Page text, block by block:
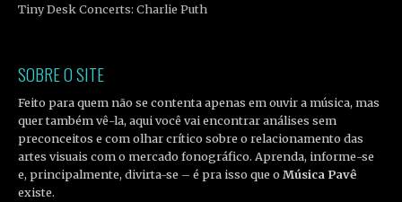
Tiny Desk Concerts: Charlie Puth
SOBRE O SITE
Feito para quem não se contenta apenas em ouvir a música, mas
quer também vê-la, aqui você vai encontrar análises sem
preconceitos e com olhar crítico sobre o relacionamento das
artes visuais com o mercado fonográfico. Aprenda, informe-se
e, principalmente, divirta-se – é pra isso que oMúsica Pavê
existe.